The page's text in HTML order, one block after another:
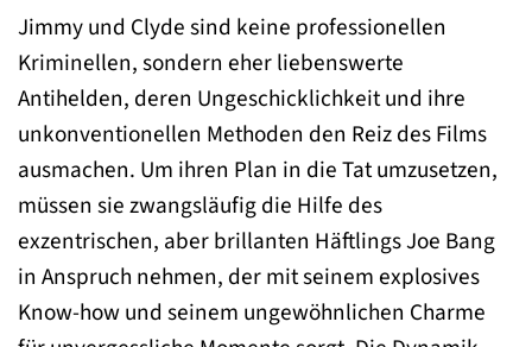
Jimmy und Clyde sind keine professionellen
Kriminellen, sondern eher liebenswerte
Antihelden, deren Ungeschicklichkeit und ihre
unkonventionellen Methoden den Reiz des Films
ausmachen. Um ihren Plan in die Tat umzusetzen,
müssen sie zwangsläufig die Hilfe des
exzentrischen, aber brillanten Häftlings Joe Bang
in Anspruch nehmen, der mit seinem explosives
Know-how und seinem ungewöhnlichen Charme